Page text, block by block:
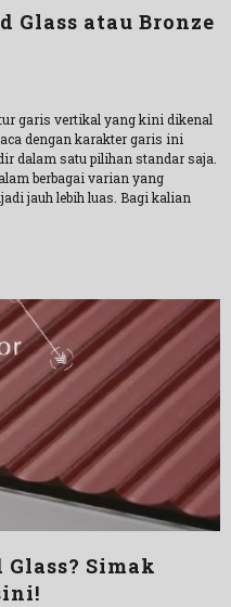
Glass atau Bronze
garis vertikal yang kini dikenal
dengan karakter garis ini
dalam satu pilihan standar saja.
berbagai varian yang
jauh lebih luas. Bagi kalian
Simak